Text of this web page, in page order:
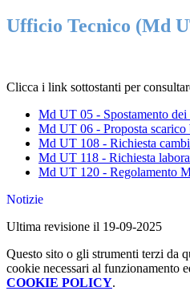
Ufficio Tecnico (Md
Clicca i link sottostanti per
Md UT 05 - Spostamento
Md UT 06 - Proposta
Md UT 108 - Richiesta
Md UT 118 - Richiesta
Md UT 120 - Regolamento
Notizie
Ultima revisione il 19-09-2025
Questo sito o gli strumenti terzi da
cookie necessari al funzionamento
COOKIE POLICY.